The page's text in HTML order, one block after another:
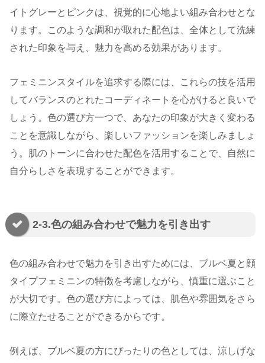
イトグレーとピンクは、視覚的に心地よい組み合わせとな
ります。このような調和が取れた配色は、全体として洗練
された印象を与え、魅力を高める効果があります。
フェミニンスタイルを追求する際には、これらの技を活用
してバランスのとれたコーディネートを心がけると良いで
しょう。色の選び方一つで、あなたの印象が大きく変わる
ことを意識しながら、楽しいファッションを楽しみましょ
う。肌のトーンに合わせた配色を活用することで、自然に
自分らしさを表現することができます。
2-3.色の組み合わせで魅力を引き出す
色の組み合わせで魅力を引き出すためには、ブルベ夏と顔
タイプフェミニンの特徴を考慮しながら、慎重に選ぶこと
が大切です。色の選び方によっては、肌色や雰囲気をさら
に際立たせることができるからです。
例えば、ブルベ夏の方にぴったりの色としては、涼しげな